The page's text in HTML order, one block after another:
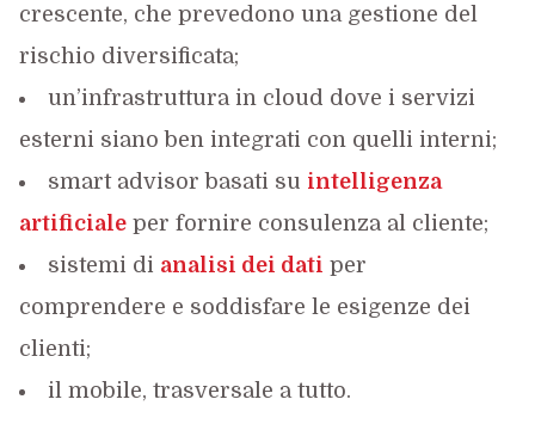
crescente, che prevedono una gestione del
rischio diversificata;
un’infrastruttura in cloud dove i servizi
esterni siano ben integrati con quelli interni;
smart advisor basati su intelligenza
artificialeper fornire consulenza al cliente;
sistemi di analisi dei dati per
comprendere e soddisfare le esigenze dei
clienti;
il mobile, trasversale a tutto.